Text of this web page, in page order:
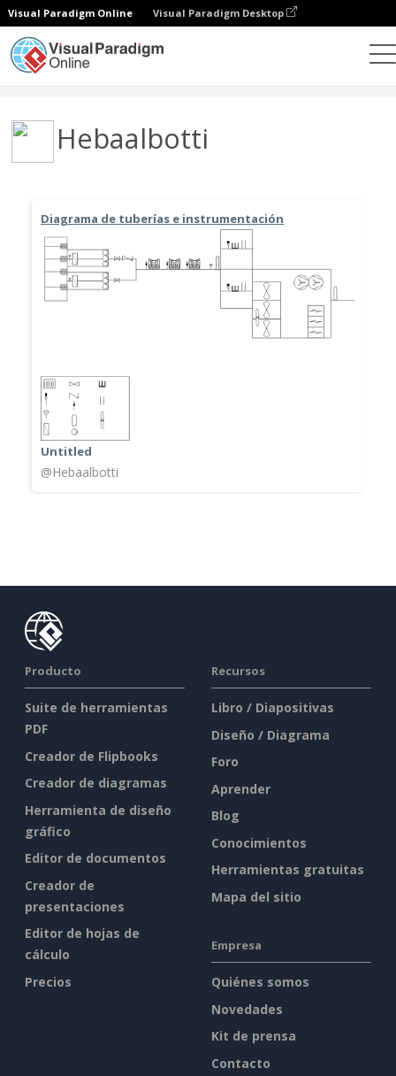
Visual Paradigm Online Visual Paradigm Desktop
Hebaalbotti
Diagrama de tuberías e instrumentación
Untitled
@Hebaalbotti
Producto
Suite de herramientas
PDF
Creador de Flipbooks
Creador de diagramas
Herramienta de diseño
gráfico
Editor de documentos
Creador de
presentaciones
Editor de hojas de
cálculo
Precios
Recursos
Libro / Diapositivas
Diseño / Diagrama
Foro
Aprender
Blog
Conocimientos
Herramientas gratuitas
Mapa del sitio
Empresa
Quiénes somos
Novedades
Kit de prensa
Contacto